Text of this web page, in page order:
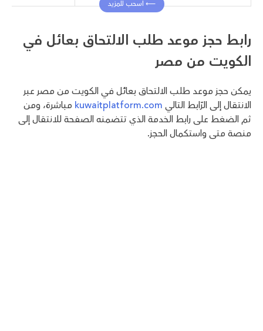
رابط حجز موعد طلب الالتحاق بعائل في
الكويت من مصر
يمكن حجز موعد طلب الالتحاق بعائل في الكويت من مصر عبر
الانتقال إلى الرّابط التالي kuwaitplatform.com مباشرة، ومن
ثم الضغط على رابط الخدمة الذي تتضمنه الصفحة للانتقال إلى
منصة متى واستكمال الحجز.